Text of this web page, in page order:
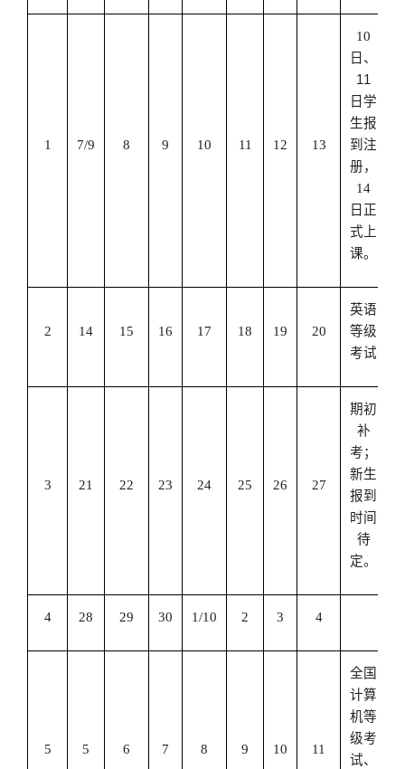
1 7/9 8 9 10 11 12 13
10
日、
11
日学
生报
到注
册，
14
日正
式上
课。
2 14 15 16 17 18 19 20
英语
等级
考试
3 21 22 23 24 25 26 27
期初
补
考；
新生
报到
时间
待
定。
4 28 29 30 1/10 2 3 4
5 5 6 7 8 9 10 11
全国
计算
机等
级考
试、